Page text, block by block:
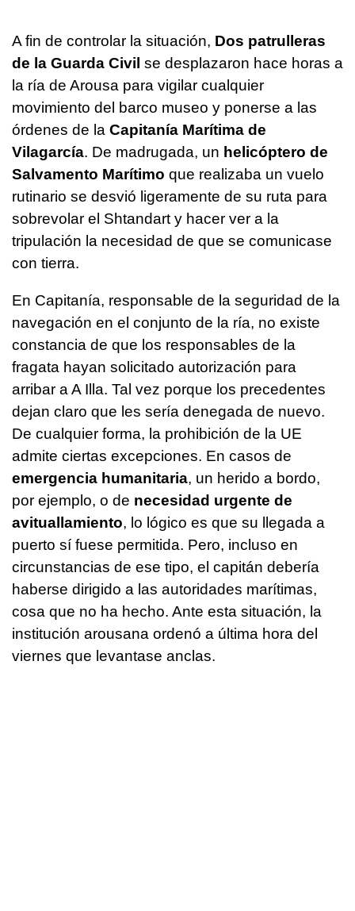
A fin de controlar la situación, Dos patrulleras
de la Guarda Civil se desplazaron hace horas a
la ría de Arousa para vigilar cualquier
movimiento del barco museo y ponerse a las
órdenes de la Capitanía Marítima de
Vilagarcía. De madrugada, un helicóptero de
Salvamento Marítimo que realizaba un vuelo
rutinario se desvió ligeramente de su ruta para
sobrevolar el Shtandart y hacer ver a la
tripulación la necesidad de que se comunicase
con tierra.
En Capitanía, responsable de la seguridad de la
navegación en el conjunto de la ría, no existe
constancia de que los responsables de la
fragata hayan solicitado autorización para
arribar a A Illa. Tal vez porque los precedentes
dejan claro que les sería denegada de nuevo.
De cualquier forma, la prohibición de la UE
admite ciertas excepciones. En casos de
emergencia humanitaria, un herido a bordo,
por ejemplo, o de necesidad urgente de
avituallamiento, lo lógico es que su llegada a
puerto sí fuese permitida. Pero, incluso en
circunstancias de ese tipo, el capitán debería
haberse dirigido a las autoridades marítimas,
cosa que no ha hecho. Ante esta situación, la
institución arousana ordenó a última hora del
viernes que levantase anclas.